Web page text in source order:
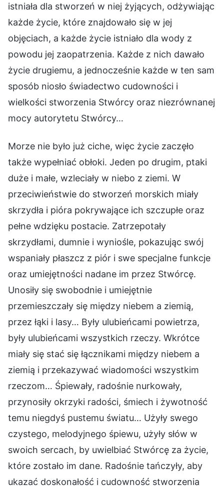
istniała dla stworzeń w niej żyjących, odżywiając
każde życie, które znajdowało się w jej
objęciach, a każde życie istniało dla wody z
powodu jej zaopatrzenia. Każde z nich dawało
życie drugiemu, a jednocześnie każde w ten sam
sposób niosło świadectwo cudowności i
wielkości stworzenia Stwórcy oraz niezrównanej
mocy autorytetu Stwórcy…
Morze nie było już ciche, więc życie zaczęło
także wypełniać obłoki. Jeden po drugim, ptaki
duże i małe, wzleciały w niebo z ziemi. W
przeciwieństwie do stworzeń morskich miały
skrzydła i pióra pokrywające ich szczupłe oraz
pełne wdzięku postacie. Zatrzepotały
skrzydłami, dumnie i wyniośle, pokazując swój
wspaniały płaszcz z piór i swe specjalne funkcje
oraz umiejętności nadane im przez Stwórcę.
Unosiły się swobodnie i umiejętnie
przemieszczały się między niebem a ziemią,
przez łąki i lasy… Były ulubieńcami powietrza,
były ulubieńcami wszystkich rzeczy. Wkrótce
miały się stać się łącznikami między niebem a
ziemią i przekazywać wiadomości wszystkim
rzeczom… Śpiewały, radośnie nurkowały,
przynosiły okrzyki radości, śmiech i żywotność
temu niegdyś pustemu światu… Użyły swego
czystego, melodyjnego śpiewu, użyły słów w
swoich sercach, by uwielbiać Stwórcę za życie,
które zostało im dane. Radośnie tańczyły, aby
ukazać doskonałość i cudowność stworzenia